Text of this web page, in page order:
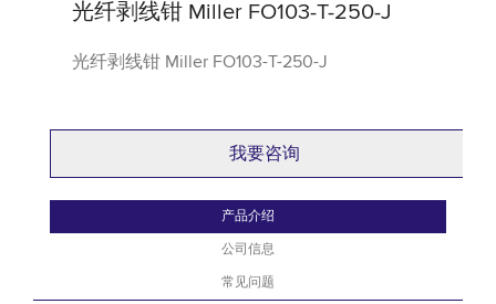
光纤剥线钳 Miller FO103-T-250-J
光纤剥线钳 Miller FO103-T-250-J
我要咨询
产品介绍
公司信息
常见问题